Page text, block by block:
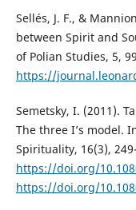
Sellés, J. F., &
between Spirit and
of Polian Studies, 5,
https://
Semetsky, I. (2011).
The three I’s model.
Spirituality, 16(3),
https://doi.org/
https://doi.org/